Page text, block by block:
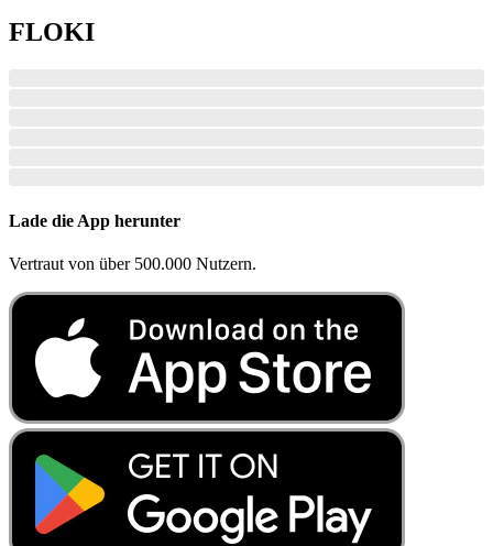
FLOKI
Lade die App herunter
Vertraut von über 500.000 Nutzern.